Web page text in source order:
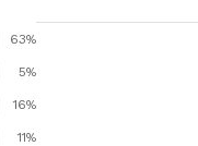
63%
5%
16%
11%